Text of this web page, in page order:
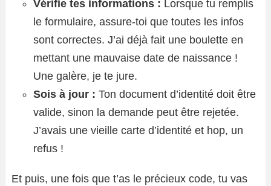
Vérifie tes informations : Lorsque tu remplis
le formulaire, assure-toi que toutes les infos
sont correctes. J’ai déjà fait une boulette en
mettant une mauvaise date de naissance !
Une galère, je te jure.
Sois à jour : Ton document d’identité doit être
valide, sinon la demande peut être rejetée.
J’avais une vieille carte d’identité et hop, un
refus !
Et puis, une fois que t’as le précieux code, tu vas